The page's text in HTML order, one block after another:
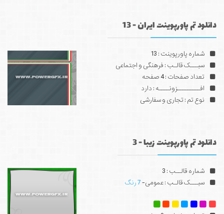
دانلود تم پاورپوینت ایران - 13
شماره پاورپوینت : 13
سبـــک قالـب : فرهنگی و اجتماعی
تعداد صفحات : 4 صفحه
افـــــــــزونــــه : دارد
نوع تم : تجاری و سفارشی
دانلود تم پاورپوینت زیبا - 3
شماره قالــب : 3
سبـــک قالـب : عمومی-7 رنگ